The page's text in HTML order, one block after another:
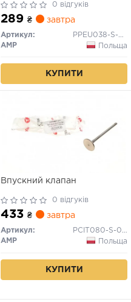
0 відгуків
289 ₴ завтра
Артикул:
PPEU038-S-0-N
AMP
Польща
КУПИТИ
Впускний клапан
0 відгуків
433 ₴ завтра
Артикул:
PCIT080-S-0-N
AMP
Польща
КУПИТИ